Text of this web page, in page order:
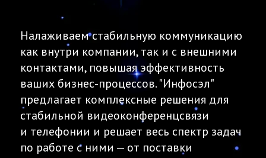
Налаживаем стабильную коммуникацию
как внутри компании, так и с внешними
контактами, повышая эффективность
ваших бизнес-процессов. "Инфосэл"
предлагает комплексные решения для
стабильной видеоконференцсвязи
и телефонии и решает весь спектр задач
по работе с ними — от поставки